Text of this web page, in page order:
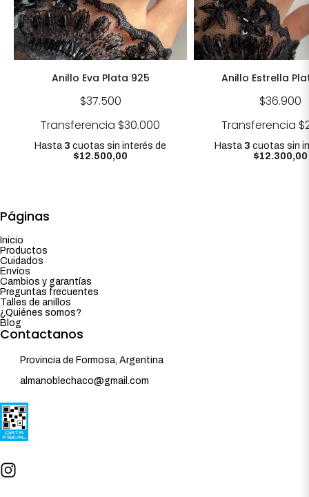
Anillo Eva Plata 925
$37.500
Transferencia $30.000
Hasta 3 cuotas sin interésde
$12.500,00
Anillo Estrella
$36.900
Transferencia
Hasta 3 cuotas sin
$12.300,00
Páginas
Inicio
Productos
Cuidados
Envíos
Cambios y garantías
Preguntas frecuentes
Talles de anillos
¿Quiénes somos?
Blog
Contactanos
Provincia de Formosa, Argentina
almanoblechaco@gmail.com